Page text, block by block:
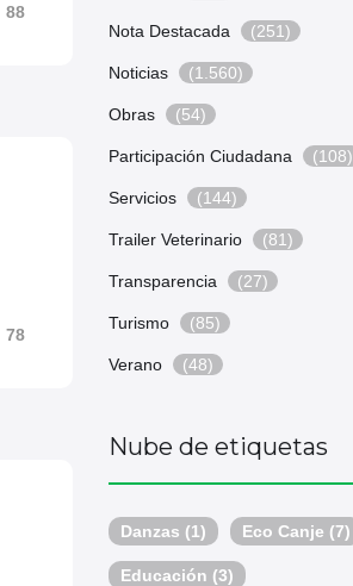
88
78
Nota Destacada (251)
Noticias (1.560)
Obras (54)
Participación Ciudadana (108)
Servicios (144)
Trailer Veterinario (81)
Transparencia (27)
Turismo (85)
Verano (48)
Nube de etiquetas
Danzas (1) Eco Canje (7)
Educación (3)